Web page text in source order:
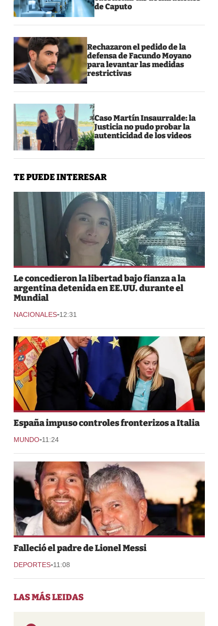
de Caputo
Rechazaron el pedido de la
defensa de Facundo Moyano
para levantar las medidas
restrictivas
Caso Martín Insaurralde: la
Justicia no pudo probar la
autenticidad de los videos
TE PUEDE INTERESAR
Le concedieron la libertad bajo fianza a la
argentina detenida en EE.UU. durante el
Mundial
NACIONALES-12:31
España impuso controles fronterizos a Italia
MUNDO-11:24
Falleció el padre de Lionel Messi
DEPORTES-11:08
LAS MÁS LEIDAS